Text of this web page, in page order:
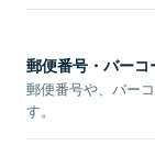
郵便番号・バー
郵便番号や、バー
す。